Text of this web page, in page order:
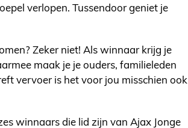
verlopen. Tussendoor geniet je
Zeker niet! Als winnaar krijg je
maak je je ouders, familieleden
vervoer is het voor jou misschien ook
winnaars die lid zijn van Ajax Jonge